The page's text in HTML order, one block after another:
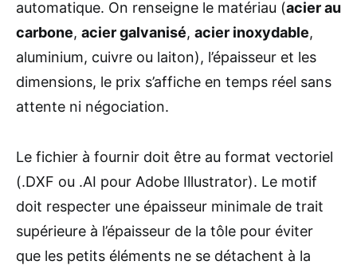
automatique. On renseigne le matériau (acier au
carbone, acier galvanisé, acier inoxydable,
aluminium, cuivre ou laiton), l’épaisseur et les
dimensions, le prix s’affiche en temps réel sans
attente ni négociation.
Le fichier à fournir doit être au format vectoriel
(.DXF ou .AI pour Adobe Illustrator). Le motif
doit respecter une épaisseur minimale de trait
supérieure à l’épaisseur de la tôle pour éviter
que les petits éléments ne se détachent à la